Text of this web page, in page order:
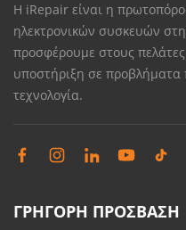
Η iRepair είναι η
ηλεκτρονικών συσκευών
προσφέρουμε στους
υποστήριξη σε προβλήματα
τεχνολογία.
ΓΡΗΓΟΡΗ ΠΡΟΣΒΑΣΗ